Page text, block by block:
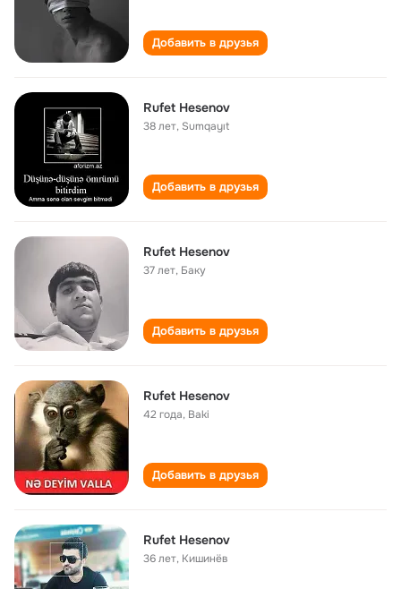
Добавить в друзья
Rufet Hesenov
38 лет, Sumqayıt
Добавить в друзья
Rufet Hesenov
37 лет, Баку
Добавить в друзья
Rufet Hesenov
42 года, Baki
Добавить в друзья
Rufet Hesenov
36 лет, Кишинёв